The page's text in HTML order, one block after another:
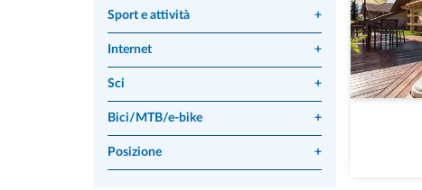
Sport e attività +
Internet +
Sci +
Bici/MTB/e-bike +
Posizione +